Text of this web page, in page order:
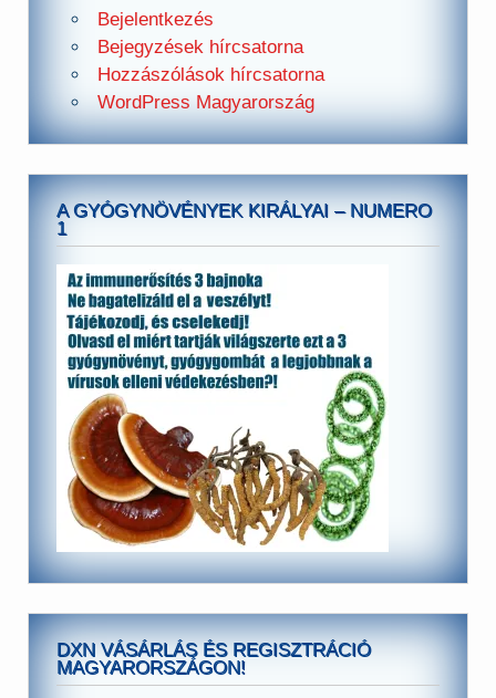
Bejelentkezés
Bejegyzések hírcsatorna
Hozzászólások hírcsatorna
WordPress Magyarország
A GYÓGYNÖVÉNYEK KIRÁLYAI – NUMERO
1
DXN VÁSÁRLÁS ÉS REGISZTRÁCIÓ
MAGYARORSZÁGON!